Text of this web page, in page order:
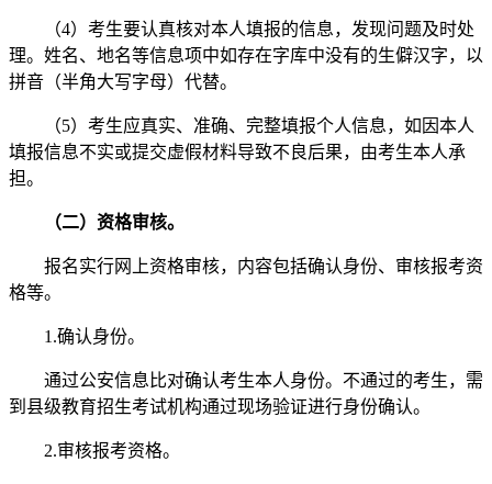
（4）考生要认真核对本人填报的信息，发现问题及时处
理。姓名、地名等信息项中如存在字库中没有的生僻汉字，以
拼音（半角大写字母）代替。
（5）考生应真实、准确、完整填报个人信息，如因本人
填报信息不实或提交虚假材料导致不良后果，由考生本人承
担。
（二）资格审核。
报名实行网上资格审核，内容包括确认身份、审核报考资
格等。
1.确认身份。
通过公安信息比对确认考生本人身份。不通过的考生，需
到县级教育招生考试机构通过现场验证进行身份确认。
2.审核报考资格。